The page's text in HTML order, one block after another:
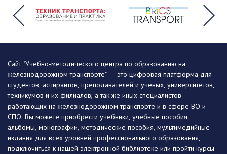
Сайт "Учебно-методического центра по образованию на
железнодорожном транспорте" — это цифровая платформа для
студентов, аспирантов, преподавателей и ученых, университетов,
техникумов и их филиалов, а так же иных специалистов
работающих на железнодорожном транспорте и в сфере ВО и
СПО. Вы можете приобрести учебники, учебные пособия,
альбомы, монографии, методические пособия, мультимедийные
издания для всех уровней профессионального образования,
подключиться к нашей электронной библиотеке или пройти курсы